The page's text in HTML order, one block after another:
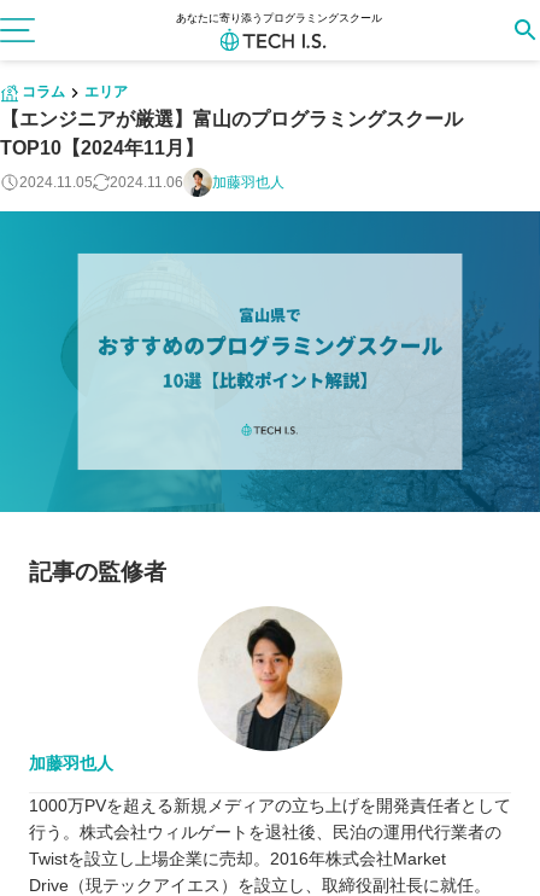
あなたに寄り添うプログラミングスクール
コラム エリア
【エンジニアが厳選】富山のプログラミングスクール
TOP10【2024年11月】
2024.11.05 2024.11.06 加藤羽也人
記事の監修者
加藤羽也人
1000万PVを超える新規メディアの立ち上げを開発責任者として
行う。株式会社ウィルゲートを退社後、民泊の運用代行業者の
Twistを設立し上場企業に売却。2016年株式会社Market
Drive（現テックアイエス）を設立し、取締役副社長に就任。